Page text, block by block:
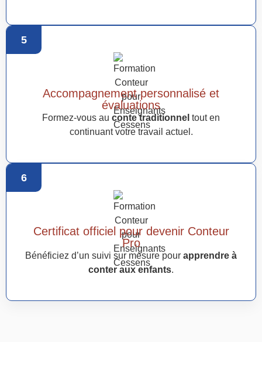
5
Accompagnement personnalisé et
évaluations
Formez-vous au conte traditionnel tout en
continuant votre travail actuel.
6
Certificat officiel pour devenir Conteur
Pro
Bénéficiez d’un suivi sur mesure pour apprendre à
conter aux enfants.